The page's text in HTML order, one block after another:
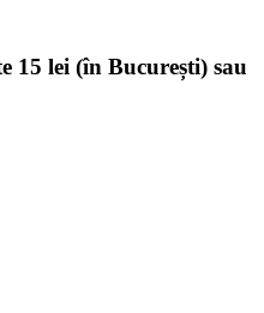
15 lei (în București) sau